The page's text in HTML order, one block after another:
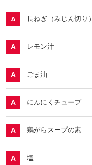
A 長ねぎ（みじん切り）
A レモン汁
A ごま油
A にんにくチューブ
A 鶏がらスープの素
A 塩